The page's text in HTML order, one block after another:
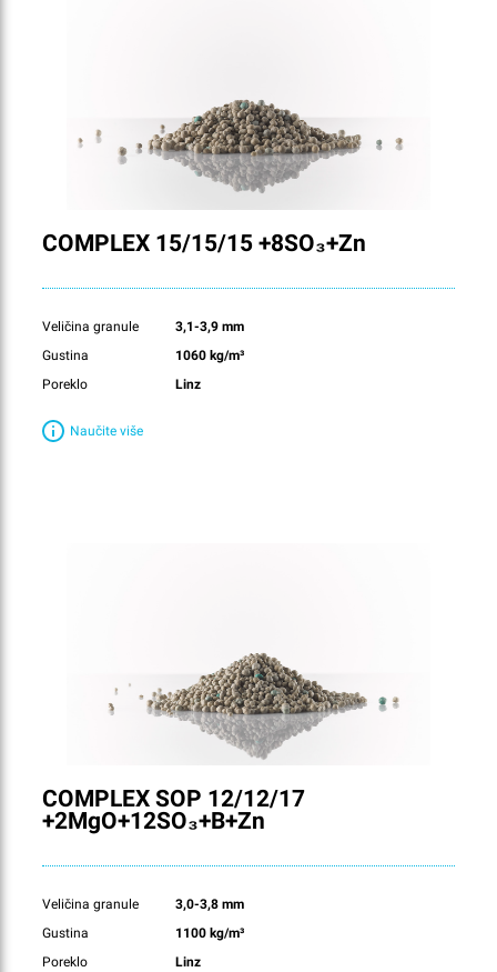
COMPLEX 15/15/15 +8SO₃+Zn
Veličina granule
3,1-3,9 mm
Gustina
1060 kg/m³
Poreklo
Linz
Naučite više
COMPLEX SOP 12/12/17
+2MgO+12SO₃+B+Zn
Veličina granule
3,0-3,8 mm
Gustina
1100 kg/m³
Poreklo
Linz